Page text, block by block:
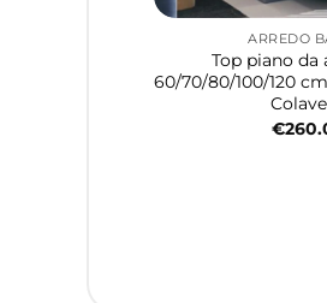
ARREDO
Top piano
60/70/80/100/120
€